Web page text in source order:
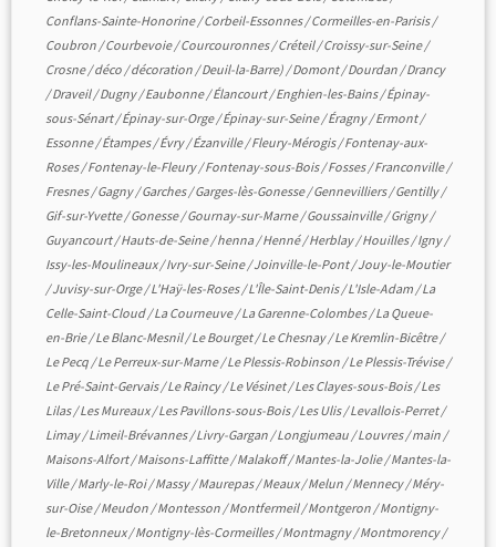
Conflans-Sainte-Honorine/Corbeil-Essonnes/Cormeilles-en-Parisis/
Coubron /Courbevoie/Courcouronnes/Créteil/Croissy-sur-Seine/
Crosne/déco /décoration /Deuil-la-Barre) /Domont/Dourdan /Drancy
/Draveil/Dugny/Eaubonne/Élancourt/Enghien-les-Bains/Épinay-
sous-Sénart/Épinay-sur-Orge/Épinay-sur-Seine/Éragny/Ermont/
Essonne/Étampes/Évry/Ézanville/Fleury-Mérogis/Fontenay-aux-
Roses/Fontenay-le-Fleury/Fontenay-sous-Bois/Fosses/Franconville/
Fresnes/Gagny/Garches/Garges-lès-Gonesse/Gennevilliers/Gentilly/
Gif-sur-Yvette/Gonesse/Gournay-sur-Marne/Goussainville/Grigny/
Guyancourt/Hauts-de-Seine/henna/Henné/Herblay/Houilles/Igny/
Issy-les-Moulineaux/Ivry-sur-Seine/Joinville-le-Pont/Jouy-le-Moutier
/Juvisy-sur-Orge/L'Haÿ-les-Roses/L'Île-Saint-Denis/L'Isle-Adam /La
Celle-Saint-Cloud/La Courneuve/La Garenne-Colombes/La Queue-
en-Brie/Le Blanc-Mesnil/Le Bourget/Le Chesnay/Le Kremlin-Bicêtre/
Le Pecq /Le Perreux-sur-Marne/Le Plessis-Robinson /Le Plessis-Trévise/
Le Pré-Saint-Gervais/Le Raincy/Le Vésinet/Les Clayes-sous-Bois/Les
Lilas/Les Mureaux/Les Pavillons-sous-Bois/Les Ulis/Levallois-Perret/
Limay/Limeil-Brévannes/Livry-Gargan /Longjumeau /Louvres/main /
Maisons-Alfort/Maisons-Laffitte/Malakoff/Mantes-la-Jolie/Mantes-la-
Ville/Marly-le-Roi/Massy/Maurepas/Meaux/Melun /Mennecy/Méry-
sur-Oise/Meudon /Montesson /Montfermeil/Montgeron /Montigny-
le-Bretonneux/Montigny-lès-Cormeilles/Montmagny/Montmorency/